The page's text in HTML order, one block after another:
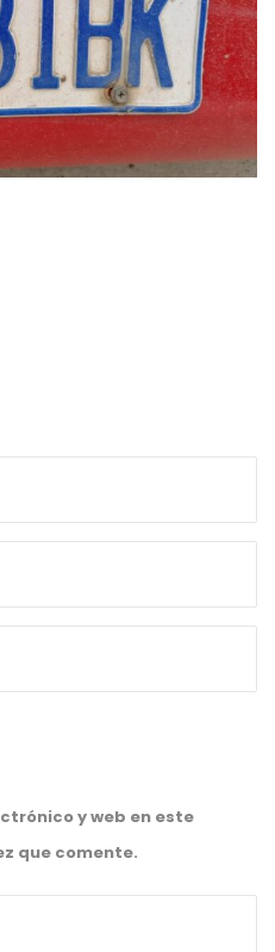
y web en este
que comente.